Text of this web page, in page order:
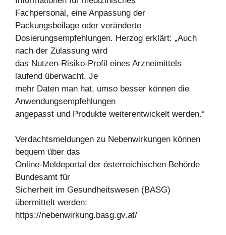
Fachpersonal, eine Anpassung der
Packungsbeilage oder veränderte
Dosierungsempfehlungen. Herzog erklärt: „Auch
nach der Zulassung wird
das Nutzen-Risiko-Profil eines Arzneimittels
laufend überwacht. Je
mehr Daten man hat, umso besser können die
Anwendungsempfehlungen
angepasst und Produkte weiterentwickelt werden.“
Verdachtsmeldungen zu Nebenwirkungen können
bequem über das
Online-Meldeportal der österreichischen Behörde
Bundesamt für
Sicherheit im Gesundheitswesen (BASG)
übermittelt werden:
https://nebenwirkung.basg.gv.at/